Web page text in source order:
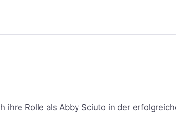
ihre Rolle als Abby Sciuto in der